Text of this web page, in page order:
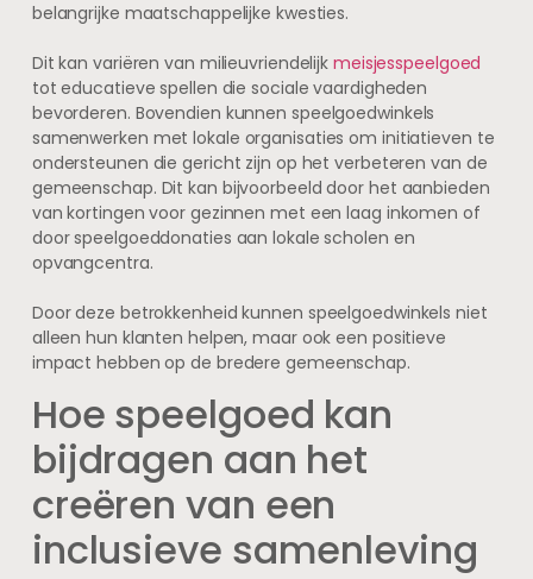
belangrijke maatschappelijke kwesties.
Dit kan variëren van milieuvriendelijk meisjesspeelgoed
tot educatieve spellen die sociale vaardigheden
bevorderen. Bovendien kunnen speelgoedwinkels
samenwerken met lokale organisaties om initiatieven te
ondersteunen die gericht zijn op het verbeteren van de
gemeenschap. Dit kan bijvoorbeeld door het aanbieden
van kortingen voor gezinnen met een laag inkomen of
door speelgoeddonaties aan lokale scholen en
opvangcentra.
Door deze betrokkenheid kunnen speelgoedwinkels niet
alleen hun klanten helpen, maar ook een positieve
impact hebben op de bredere gemeenschap.
Hoe speelgoed kan
bijdragen aan het
creëren van een
inclusieve samenleving